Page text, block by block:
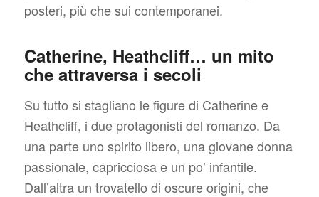
posteri, più che sui contemporanei.
Catherine, Heathcliff… un mito
che attraversa i secoli
Su tutto si stagliano le figure di Catherine e
Heathcliff, i due protagonisti del romanzo. Da
una parte uno spirito libero, una giovane donna
passionale, capricciosa e un po’ infantile.
Dall’altra un trovatello di oscure origini, che